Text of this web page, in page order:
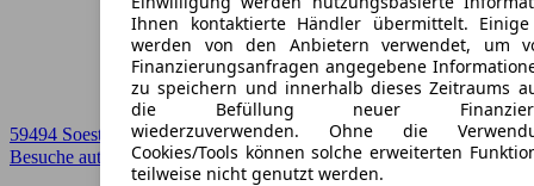
Ihnen kontaktierte Händler übermittelt. Einige
werden von den Anbietern verwendet, um
Finanzierungsanfragen angegebene
zu speichern und innerhalb dieses Zeitraums
die Befüllung neuer
wiederzuverwenden. Ohne die
Cookies/Tools können solche erweiterten
teilweise nicht genutzt werden.
59494 Soest, Stadt
Besuche autoscout24.de➚